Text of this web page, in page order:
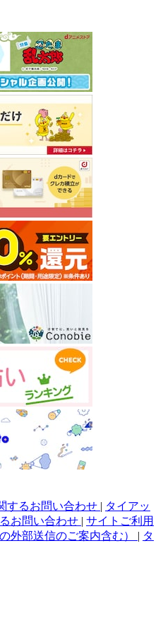
するお問い合わせ | タイアッ
お問い合わせ | サイトご利用
外部送信のご案内含む） | タ